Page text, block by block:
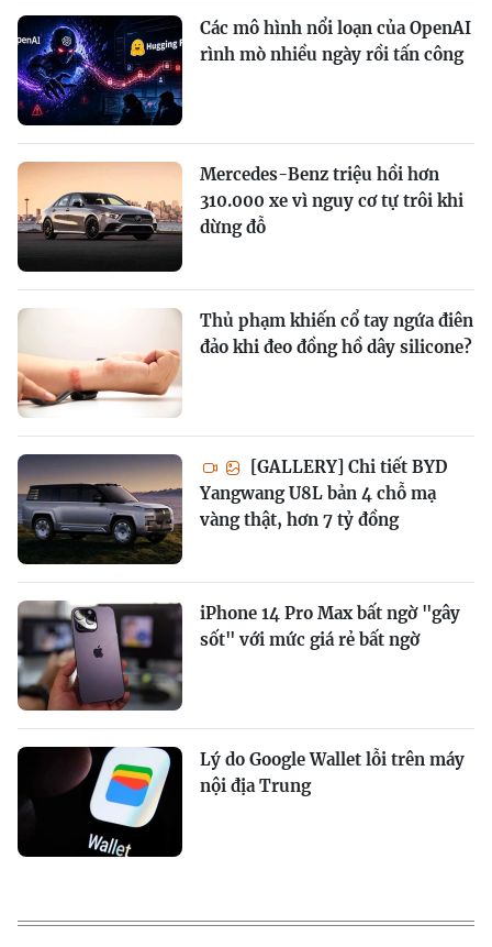
Các mô hình nổi loạn của OpenAI
rình mò nhiều ngày rồi tấn công
Mercedes-Benz triệu hồi hơn
310.000 xe vì nguy cơ tự trôi khi
dừng đỗ
Thủ phạm khiến cổ tay ngứa điên
đảo khi đeo đồng hồ dây silicone?
[GALLERY] Chi tiết BYD
Yangwang U8L bản 4 chỗ mạ
vàng thật, hơn 7 tỷ đồng
iPhone 14 Pro Max bất ngờ "gây
sốt" với mức giá rẻ bất ngờ
Lý do Google Wallet lỗi trên máy
nội địa Trung